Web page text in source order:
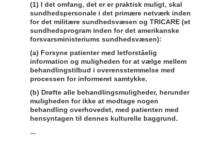
(1) I det omfang, det er er praktisk muligt, skal
sundhedspersonale i det primære netværk inden
for det militære sundhedsvæsen og TRICARE (et
sundhedsprogram inden for det amerikanske
forsvarsministeriums sundhedsvæsen):
(a) Forsyne patienter med letforståelig
information og muligheden for at vælge mellem
behandlingstilbud i overensstemmelse med
processen for informeret samtykke.
(b) Drøfte alle behandlingsmuligheder, herunder
muligheden for ikke at modtage nogen
behandling overhovedet, med patienten med
hensyntagen til dennes kulturelle baggrund.
...